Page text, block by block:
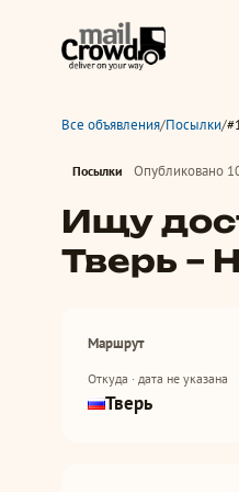
Все объявления/Посылки/
Посылки Опубликовано
Ищу
Тверь –
Маршрут
Откуда · дата не указана
Тверь